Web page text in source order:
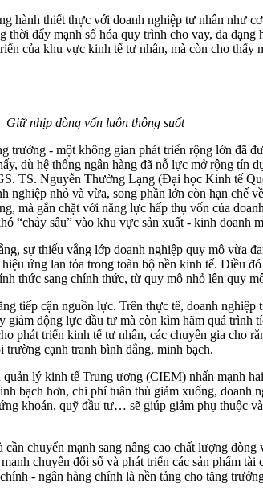
hành thiết thực với doanh nghiệp tư nhân như
đẩy mạnh số hóa quy trình cho vay, đa dạng
của khu vực kinh tế tư nhân, mà còn cho
Giữ nhịp dòng vốn luôn thông suốt
- một không gian phát triển rộng lớn đã
dù hệ thống ngân hàng đã nỗ lực mở rộng tín
TS. Nguyễn Thường Lạng (Đại học Kinh tế
nhỏ và vừa, song phần lớn còn hạn chế
mà gắn chặt với năng lực hấp thụ vốn của
“chảy sâu” vào khu vực sản xuất - kinh doanh
sự thiếu vắng lớp doanh nghiệp quy mô vừa
ứng lan tỏa trong toàn bộ nền kinh tế. Điều
thức sang chính thức, từ quy mô nhỏ lên quy
tiếp cận nguồn lực. Trên thực tế, doanh
động lực đầu tư mà còn kìm hãm quá trình
triển kinh tế tư nhân, các chuyên gia cho
trường cạnh tranh bình đẳng, minh bạch.
lý kinh tế Trung ương (CIEM) nhấn mạnh
bạch hơn, chi phí tuân thủ giảm xuống, doanh
khoán, quỹ đầu tư… sẽ giúp giảm phụ thuộc
chuyển mạnh sang nâng cao chất lượng
chuyển đổi số và phát triển các sản phẩm
- ngân hàng chính là nền tảng cho tăng